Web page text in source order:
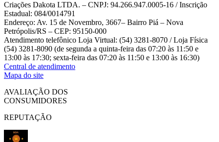
Criações Dakota LTDA. – CNPJ: 94.266.947.0005-16 / Inscrição
Estadual: 084/0014791
Endereço: Av. 15 de Novembro, 3667– Bairro Piá – Nova
Petrópolis/RS – CEP: 95150-000
Atendimento telefônico Loja Virtual: (54) 3281-8070 / Loja Física
(54) 3281-8090 (de segunda a quinta-feira das 07:20 às 11:50 e
13:00 às 17:30; sexta-feira das 07:20 às 11:50 e 13:00 às 16:30)
Central de atendimento
Mapa do site
AVALIAÇÃO DOS
CONSUMIDORES
REPUTAÇÃO